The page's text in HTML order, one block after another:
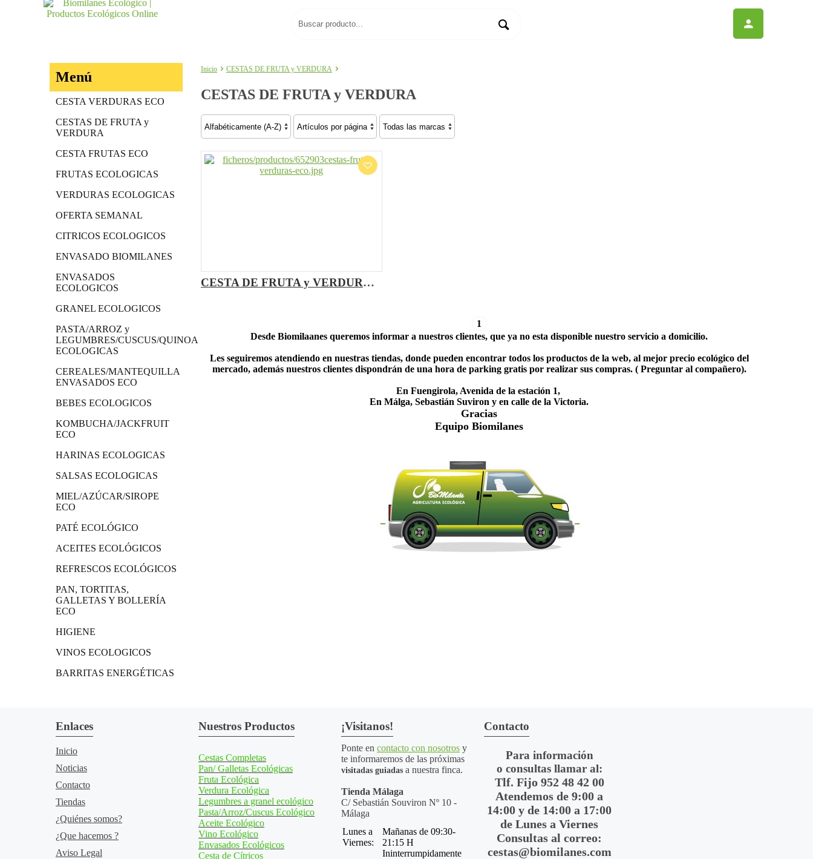
Menú
CESTA VERDURAS ECO
CESTAS DE FRUTA y
VERDURA
CESTA FRUTAS ECO
FRUTAS ECOLOGICAS
VERDURAS ECOLOGICAS
OFERTA SEMANAL
CITRICOS ECOLOGICOS
ENVASADO BIOMILANES
ENVASADOS
ECOLOGICOS
GRANEL ECOLOGICOS
PASTA/ARROZ y
LEGUMBRES/CUSCUS/QUINOA
ECOLOGICAS
CEREALES/MANTEQUILLA
ENVASADOS ECO
BEBES ECOLOGICOS
KOMBUCHA/JACKFRUIT
ECO
HARINAS ECOLOGICAS
SALSAS ECOLOGICAS
MIEL/AZÚCAR/SIROPE
ECO
PATÉ ECOLÓGICO
ACEITES ECOLÓGICOS
REFRESCOS ECOLÓGICOS
PAN, TORTITAS,
GALLETAS Y BOLLERÍA
ECO
HIGIENE
VINOS ECOLOGICOS
BARRITAS ENERGÉTICAS
Inicio CESTAS DE FRUTA y VERDURA
CESTAS DE FRUTA y VERDURA
CESTA DE FRUTA y VERDURA ECO
1
Desde Biomilaanes queremos informar a nuestros clientes, que ya no esta disponible nuestro servicio a domicilio.
Les seguiremos atendiendo en nuestras tiendas, donde pueden encontrar todos los productos de la web, al mejor precio ecológico del
mercado, además nuestros clientes dispondrán de una hora de parking gratis por realizar sus compras. ( Preguntar al compañero).
En Fuengirola, Avenida de la estación 1,
En Málga, Sebastián Suviron y en calle de la Victoria.
Gracias
Equipo Biomilanes
Enlaces
Inicio
Noticias
Contacto
Tiendas
¿Quiénes somos?
¿Que hacemos ?
Aviso Legal
Nuestros Productos
Cestas Completas
Pan/ Galletas Ecológicas
Fruta Ecológica
Verdura Ecológica
Legumbres a granel ecológico
Pasta/Arroz/Cuscus Ecológico
Aceite Ecológico
Vino Ecológico
Envasados Ecológicos
Cesta de Cítricos
¡Visitanos!
Ponte en contacto con nosotros y
te informaremos de las próximas
visitadas guiadas a nuestra finca.
Tienda Málaga
C/ Sebastián Souviron Nº 10 -
Málaga
Lunes a
Viernes:
Mañanas de 09:30-
21:15 H
Ininterrumpidamente
Contacto
Para información
o consultas llamar al:
Tlf. Fijo 952 48 42 00
Atendemos de 9:00 a
14:00 y de 14:00 a 17:00
de Lunes a Viernes
Consultas al correo:
cestas@biomilanes.com